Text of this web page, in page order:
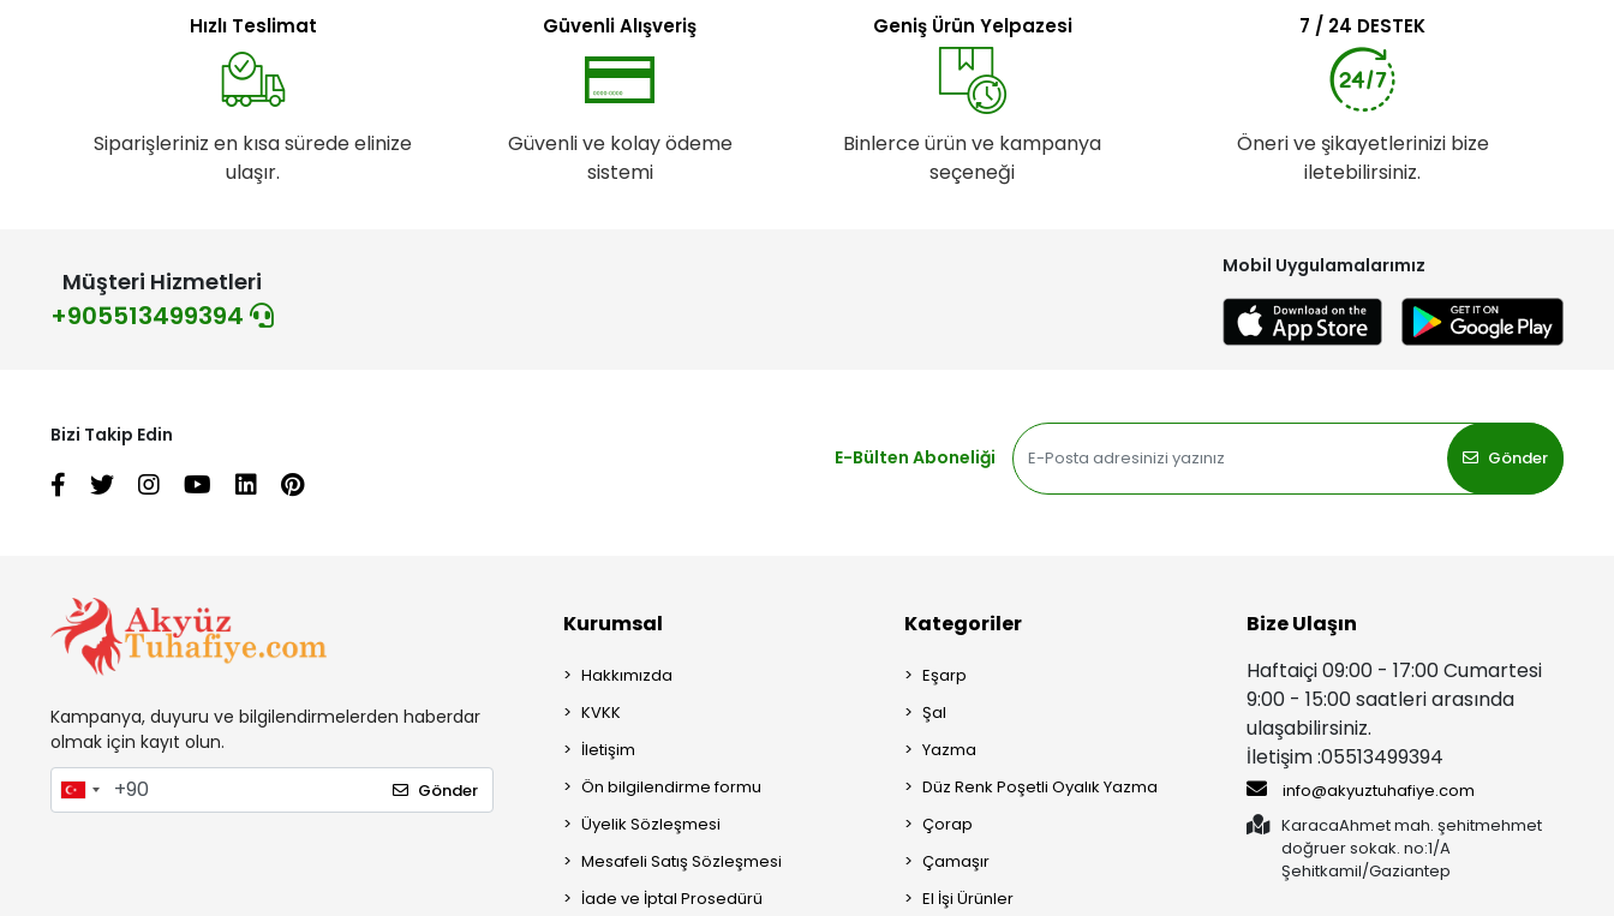
Hızlı Teslimat
Siparişleriniz en kısa sürede elinize
ulaşır.
Güvenli Alışveriş
Güvenli ve kolay ödeme
sistemi
Geniş Ürün Yelpazesi
Binlerce ürün ve kampanya
seçeneği
7 / 24 DESTEK
Öneri ve şikayetlerinizi bize
iletebilirsiniz.
Müşteri Hizmetleri
+905513499394
Mobil Uygulamalarımız
Bizi Takip Edin
E-Bülten Aboneliği
Gönder
Kampanya, duyuru ve bilgilendirmelerden haberdar
olmak için kayıt olun.
Gönder
Kurumsal
Hakkımızda
KVKK
İletişim
Ön bilgilendirme formu
Üyelik Sözleşmesi
Mesafeli Satış Sözleşmesi
İade ve İptal Prosedürü
Kategoriler
Eşarp
Şal
Yazma
Düz Renk Poşetli Oyalık Yazma
Çorap
Çamaşır
El İşi Ürünler
Bize Ulaşın
Haftaiçi 09:00 - 17:00 Cumartesi
9:00 - 15:00 saatleri arasında
ulaşabilirsiniz.
İletişim :05513499394
info@akyuztuhafiye.com
KaracaAhmet mah. şehitmehmet
doğruer sokak. no:1/A
Şehitkamil/Gaziantep